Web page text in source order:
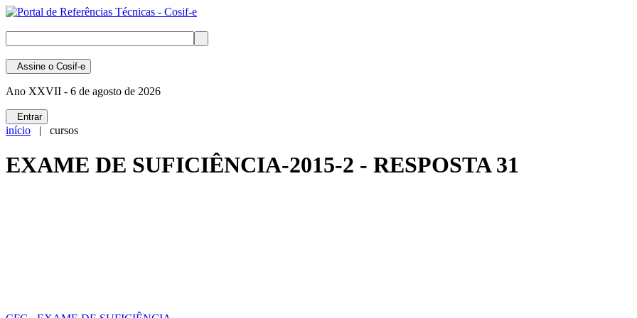
Assine o Cosif-e
Ano XXVII - 6 de agosto de 2026
Entrar
início | cursos
EXAME DE SUFICIÊNCIA-2015-2 - RESPOSTA 31